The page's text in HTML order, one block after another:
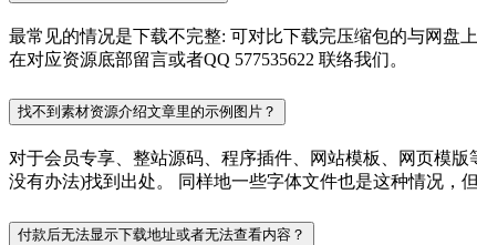
最常见的情况是下载不完整: 可对比下载完压缩包的与网盘
在对应资源底部留言或者QQ 577535622 联络我们。
找不到素材资源介绍文章里的示例图片？
对于会员专享、整站源码、程序插件、网站模板、网页模
没有办法)找到出处。 同样地一些字体文件也是这种情况，
付款后无法显示下载地址或者无法查看内容？